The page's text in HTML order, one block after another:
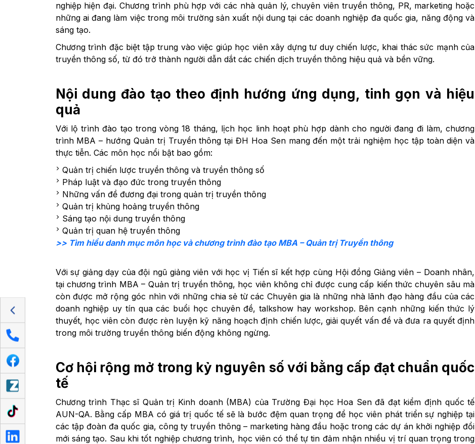
nghiệp hiện đại. Chương trình phù hợp với các nhà quản lý, chuyên viên truyền thông, PR, marketing hoặc
những ai đang làm việc trong môi trường sản xuất nội dung tại các doanh nghiệp đa quốc gia, năng động và
sáng tạo.
Chương trình đặc biệt tập trung vào việc giúp học viên xây dựng tư duy chiến lược, khai thác sức mạnh của
truyền thông số, từ đó trở thành người dẫn dắt các chiến dịch truyền thông hiệu quả và bền vững.
Nội dung đào tạo theo định hướng ứng dụng, tinh gọn và hiệu
quả
Với lộ trình đào tạo trong vòng 18 tháng, lịch học linh hoạt phù hợp dành cho người đang đi làm, chương
trình MBA – hướng Quản trị Truyền thông tại ĐH Hoa Sen mang đến một trải nghiệm học tập toàn diện và
thực tiễn. Các môn học nổi bật bao gồm:
Quản trị chiến lược truyền thông và truyền thông số
Pháp luật và đạo đức trong truyền thông
Những vấn đề đương đại trong quản trị truyền thông
Quản trị khủng hoảng truyền thông
Sáng tạo nội dung truyền thông
Quản trị quan hệ truyền thông
>> Tìm hiểu danh mục môn học và chương trình đào tạo MBA – Quản trị Truyền thông
Với sự giảng dạy của đội ngũ giảng viên với học vị Tiến sĩ kết hợp cùng Hội đồng Giảng viên – Doanh nhân,
tại chương trình MBA – Quản trị truyền thông, học viên không chỉ được cung cấp kiến thức chuyên sâu mà
còn được mở rộng góc nhìn với những chia sẻ từ các Chuyên gia là những nhà lãnh đạo hàng đầu của các
doanh nghiệp uy tín qua các buổi học chuyên đề, talkshow hay workshop. Bên cạnh những kiến thức lý
thuyết, học viên còn được rèn luyện kỹ năng hoạch định chiến lược, giải quyết vấn đề và đưa ra quyết định
trong môi trường truyền thông biến động không ngừng.
Cơ hội rộng mở trong kỷ nguyên số với bằng cấp đạt chuẩn quốc
tế
Chương trình Thạc sĩ Quản trị Kinh doanh (MBA) của Trường Đại học Hoa Sen đã đạt kiểm định quốc tế
AUN-QA. Bằng cấp MBA có giá trị quốc tế sẽ là bước đệm quan trọng để học viên phát triển sự nghiệp tại
các tập đoàn đa quốc gia, công ty truyền thông – marketing hàng đầu hoặc trong các dự án khởi nghiệp đổi
mới sáng tạo. Sau khi tốt nghiệp chương trình, học viên có thể tự tin đảm nhận nhiều vị trí quan trọng trong